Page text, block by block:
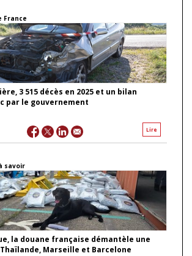
France
3 515 décès en 2025 et un bilan
par le gouvernement
Lire
savoir
la douane française démantèle une
Marseille et Barcelone